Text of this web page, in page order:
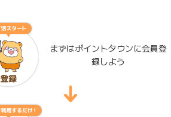
まずはポイントタウンに会員登
録しよう